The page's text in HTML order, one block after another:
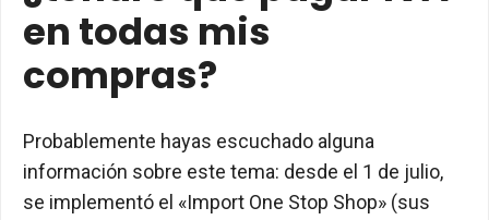
en todas mis
compras?
Probablemente hayas escuchado alguna
información sobre este tema: desde el 1 de julio,
se implementó el «Import One Stop Shop» (sus